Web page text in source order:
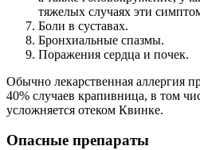
тяжелых случаях эти
Боли в суставах.
Бронхиальные спазмы.
Поражения сердца и почек.
Обычно лекарственная аллергия
40% случаев крапивница, в том
усложняется отеком Квинке.
Опасные препараты